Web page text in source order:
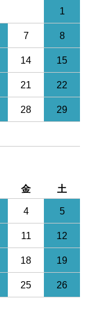
1
7 8
14 15
21 22
28 29
金 土
4 5
11 12
18 19
25 26